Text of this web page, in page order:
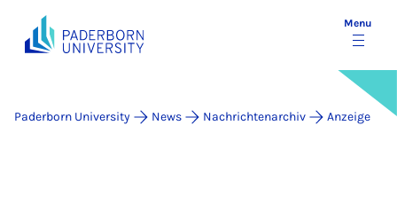
Menu
Paderborn University News Nachrichtenarchiv Anzeige